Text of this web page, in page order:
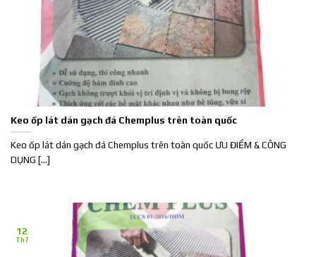
Keo ốp lát dán gạch đá Chemplus trên toàn quốc
Keo ốp lát dán gạch đá Chemplus trên toàn quốc ƯU ĐIỂM & CÔNG
DỤNG [...]
12
Th7